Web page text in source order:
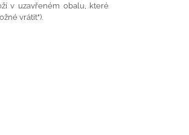
v uzavřeném obalu, které
vrátit").